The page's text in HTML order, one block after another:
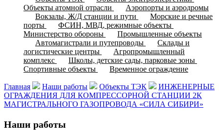
Объекты атомной отрасли
Аэропорты и аэродромы
Вокзалы, Ж/Д станции и пути
Морские и речные
порты
ФСИН, МВД, режимные объекты
Министерство обороны
Промышленные объекты
Автомагистрали и путепроводы
Склады и
логистические центры
Агропромышленный
комплекс
Школы, детские сады, парковые зоны
Спортивные объекты
Временное ограждение
Главная Наши работы Объекты ТЭК
ИНЖЕНЕРНЫЕ
ОГРАЖДЕНИЯ ДЛЯ КОМПРЕССОРНОЙ СТАНЦИИ 2К
МАГИСТРАЛЬНОГО ГАЗОПРОВОДА «СИЛА СИБИРИ»
Наши работы